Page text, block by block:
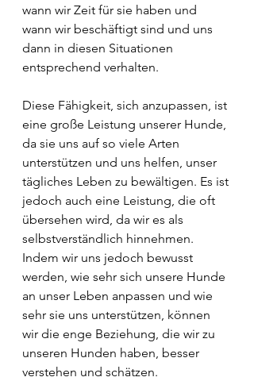
wann wir Zeit für sie haben und
wann wir beschäftigt sind und uns
dann in diesen Situationen
entsprechend verhalten.
Diese Fähigkeit, sich anzupassen, ist
eine große Leistung unserer Hunde,
da sie uns auf so viele Arten
unterstützen und uns helfen, unser
tägliches Leben zu bewältigen. Es ist
jedoch auch eine Leistung, die oft
übersehen wird, da wir es als
selbstverständlich hinnehmen.
Indem wir uns jedoch bewusst
werden, wie sehr sich unsere Hunde
an unser Leben anpassen und wie
sehr sie uns unterstützen, können
wir die enge Beziehung, die wir zu
unseren Hunden haben, besser
verstehen und schätzen.